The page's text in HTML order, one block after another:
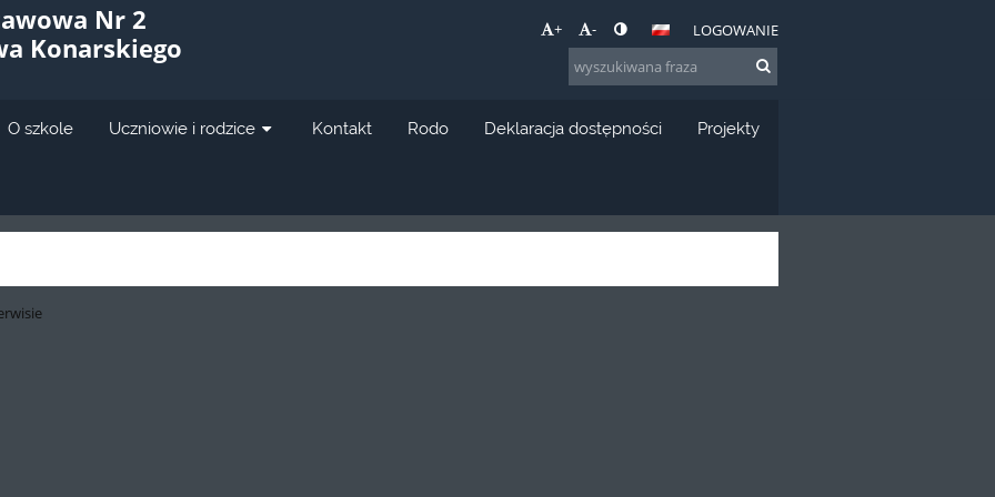
Nr 2
Konarskiego
+ - LOGOWANIE
O szkole Uczniowie i rodzice Kontakt Rodo Deklaracja dostępności Projekty